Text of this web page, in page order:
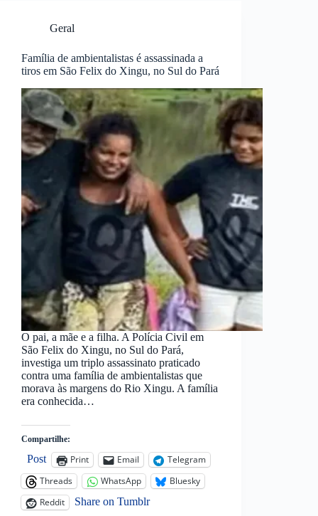
Geral
Família de ambientalistas é assassinada a
tiros em São Felix do Xingu, no Sul do Pará
O pai, a mãe e a filha. A Polícia Civil em
São Felix do Xingu, no Sul do Pará,
investiga um triplo assassinato praticado
contra uma família de ambientalistas que
morava às margens do Rio Xingu. A família
era conhecida…
Compartilhe:
Post Print Email
Telegram
Threads
WhatsApp
Bluesky
Reddit
Share on Tumblr